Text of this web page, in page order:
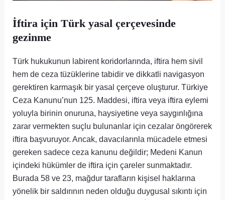
İftira için Türk yasal çerçevesinde
gezinme
Türk hukukunun labirent koridorlarında, iftira hem sivil
hem de ceza tüzüklerine tabidir ve dikkatli navigasyon
gerektiren karmaşık bir yasal çerçeve oluşturur. Türkiye
Ceza Kanunu’nun 125. Maddesi, iftira veya iftira eylemi
yoluyla birinin onuruna, haysiyetine veya saygınlığına
zarar vermekten suçlu bulunanlar için cezalar öngörerek
iftira başvuruyor. Ancak, davacılarınla ​​mücadele etmesi
gereken sadece ceza kanunu değildir; Medeni Kanun
içindeki hükümler de iftira için çareler sunmaktadır.
Burada 58 ve 23, mağdur tarafların kişisel haklarına
yönelik bir saldırının neden olduğu duygusal sıkıntı için